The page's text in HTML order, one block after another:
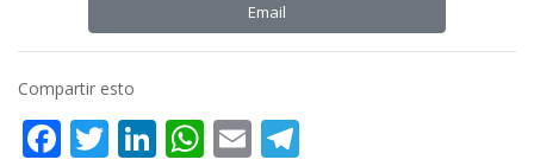
Email
Compartir esto
Facebook
Twitter
LinkedIn
WhatsApp
Email